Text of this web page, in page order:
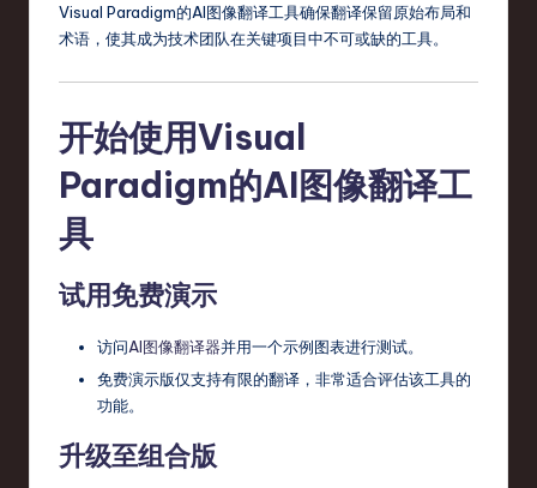
Visual Paradigm的AI图像翻译工具确保翻译保留原始布局和
术语，使其成为技术团队在关键项目中不可或缺的工具。
开始使用Visual
Paradigm的AI图像翻译工
具
试用免费演示
访问AI图像翻译器并用一个示例图表进行测试。
免费演示版仅支持有限的翻译，非常适合评估该工具的
功能。
升级至组合版